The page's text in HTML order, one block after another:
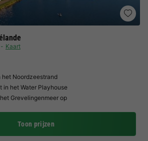
Kaart
Noordzeestrand
in het Water Playhouse
Grevelingenmeer op
Toon prijzen